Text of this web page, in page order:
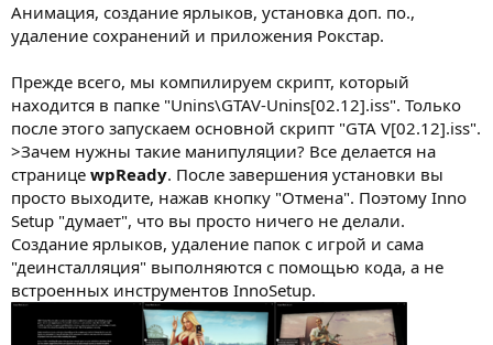
а
н
я
Анимация, создание ярлыков, установка доп. по.,
удаление сохранений и приложения Рокстар.
Прежде всего, мы компилируем скрипт, который
находится в папке "Unins\GTAV-Unins[02.12].iss". Только
после этого запускаем основной скрипт "GTA V[02.12].iss".
>Зачем нужны такие манипуляции? Все делается на
странице wpReady. После завершения установки вы
просто выходите, нажав кнопку "Отмена". Поэтому Inno
Setup "думает", что вы просто ничего не делали.
Создание ярлыков, удаление папок с игрой и сама
"деинсталляция" выполняются с помощью кода, а не
встроенных инструментов InnoSetup.